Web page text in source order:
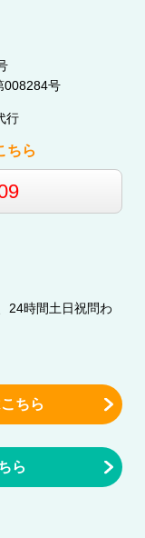
008284号
行
ちら
24時間土日祝問わ
ちら
ら